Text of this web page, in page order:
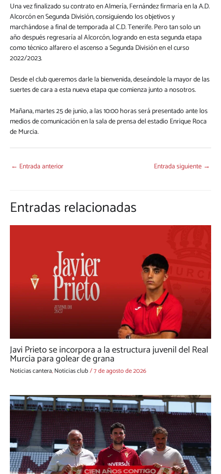
Una vez finalizado su contrato en Almería, Fernández firmaría en la A.D.
Alcorcón en Segunda División, consiguiendo los objetivos y
marchándose a final de temporada al C.D. Tenerife. Pero tan solo un
año después regresaría al Alcorcón, logrando en esta segunda etapa
como técnico alfarero el ascenso a Segunda División en el curso
2022/2023.
Desde el club queremos darle la bienvenida, deseándole la mayor de las
suertes de cara a esta nueva etapa que comienza junto a nosotros.
Mañana, martes 25 de junio, a las 10:00 horas será presentado ante los
medios de comunicación en la sala de prensa del estadio Enrique Roca
de Murcia.
← Entrada anterior Entrada siguiente →
Entradas relacionadas
Javi Prieto se incorpora a la estructura juvenil del Real
Murcia para golear de grana
Noticias cantera,Noticias club/7 de agosto de 2026